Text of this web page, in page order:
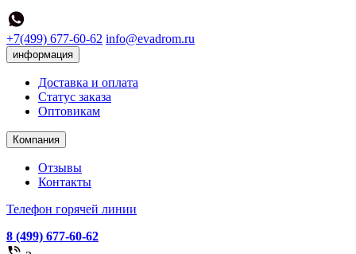
+7(499) 677-60-62 info@evadrom.ru
информация
Доставка и оплата
Статус заказа
Оптовикам
Компания
Отзывы
Контакты
Телефон горячей линии
8 (499) 677-60-62